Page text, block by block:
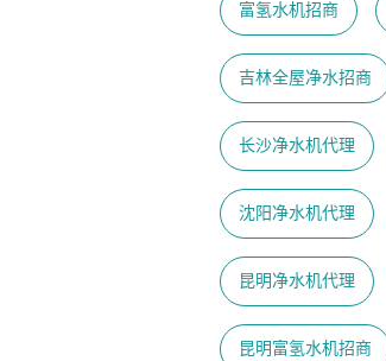
富氢水机招商
吉林全屋净水招商
长沙净水机代理
沈阳净水机代理
昆明净水机代理
昆明富氢水机招商